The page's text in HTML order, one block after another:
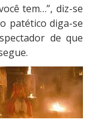
tem…”, diz-se
patético diga-se
de que